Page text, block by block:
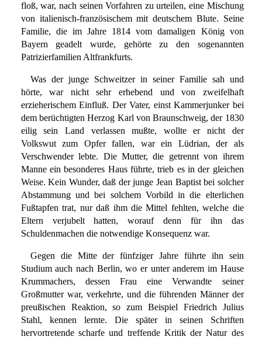
floß, war, nach seinen Vorfahren zu urteilen, eine Mischung
von italienisch-französischem mit deutschem Blute. Seine
Familie, die im Jahre 1814 vom damaligen König von
Bayern geadelt wurde, gehörte zu den sogenannten
Patrizierfamilien Altfrankfurts.
Was der junge Schweitzer in seiner Familie sah und
hörte, war nicht sehr erhebend und von zweifelhaft
erzieherischem Einfluß. Der Vater, einst Kammerjunker bei
dem berüchtigten Herzog Karl von Braunschweig, der 1830
eilig sein Land verlassen mußte, wollte er nicht der
Volkswut zum Opfer fallen, war ein Lüdrian, der als
Verschwender lebte. Die Mutter, die getrennt von ihrem
Manne ein besonderes Haus führte, trieb es in der gleichen
Weise. Kein Wunder, daß der junge Jean Baptist bei solcher
Abstammung und bei solchem Vorbild in die elterlichen
Fußtapfen trat, nur daß ihm die Mittel fehlten, welche die
Eltern verjubelt hatten, worauf denn für ihn das
Schuldenmachen die notwendige Konsequenz war.
Gegen die Mitte der fünfziger Jahre führte ihn sein
Studium auch nach Berlin, wo er unter anderem im Hause
Krummachers, dessen Frau eine Verwandte seiner
Großmutter war, verkehrte, und die führenden Männer der
preußischen Reaktion, so zum Beispiel Friedrich Julius
Stahl, kennen lernte. Die später in seinen Schriften
hervortretende scharfe und treffende Kritik der Natur des